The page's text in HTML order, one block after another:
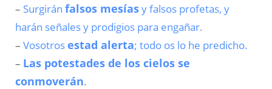
– Surgirán falsos mesíasy falsos profetas, y
harán señales y prodigios para engañar.
– Vosotrosestad alerta; todo os lo he predicho.
– Las potestades de los cielos se
conmoverán.